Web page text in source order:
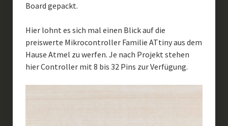
Board gepackt.
Hier lohnt es sich mal einen Blick auf die
preiswerte Mikrocontroller Familie ATtiny aus dem
Hause Atmel zu werfen. Je nach Projekt stehen
hier Controller mit 8 bis 32 Pins zur Verfügung.